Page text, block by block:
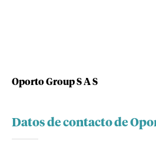
Oporto Group S A S
Datos de contacto de